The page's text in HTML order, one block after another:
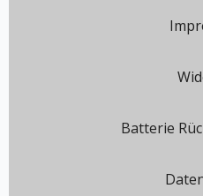
Batterie